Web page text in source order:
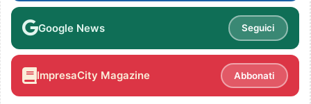
Google News Seguici
ImpresaCity Magazine Abbonati